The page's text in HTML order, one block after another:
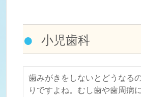
小児歯科
歯みがきをしないとどうなる
りですよね。むし歯や歯周病